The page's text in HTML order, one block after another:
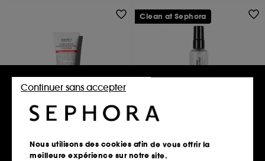
KIEHL'S SINCE 1851
Ultra Facial
1322
35,00€
THE INKEY LIST
Hydro-Surge Dewy Face Mist
13,00€
Clean at Sephora
Nous utilisons des cookies afin de vous offrir la
meilleure expérience sur notre site.
Continuer sans accepter